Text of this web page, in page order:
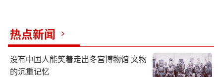
热点新闻
没有中国人能笑着走出冬宫博物馆 文物
的沉重记忆